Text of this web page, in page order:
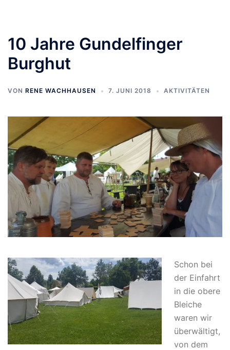
10 Jahre Gundelfinger
Burghut
VON RENE WACHHAUSEN 7. JUNI 2018 AKTIVITÄTEN
Schon bei
der Einfahrt
in die obere
Bleiche
waren wir
überwältigt,
von dem